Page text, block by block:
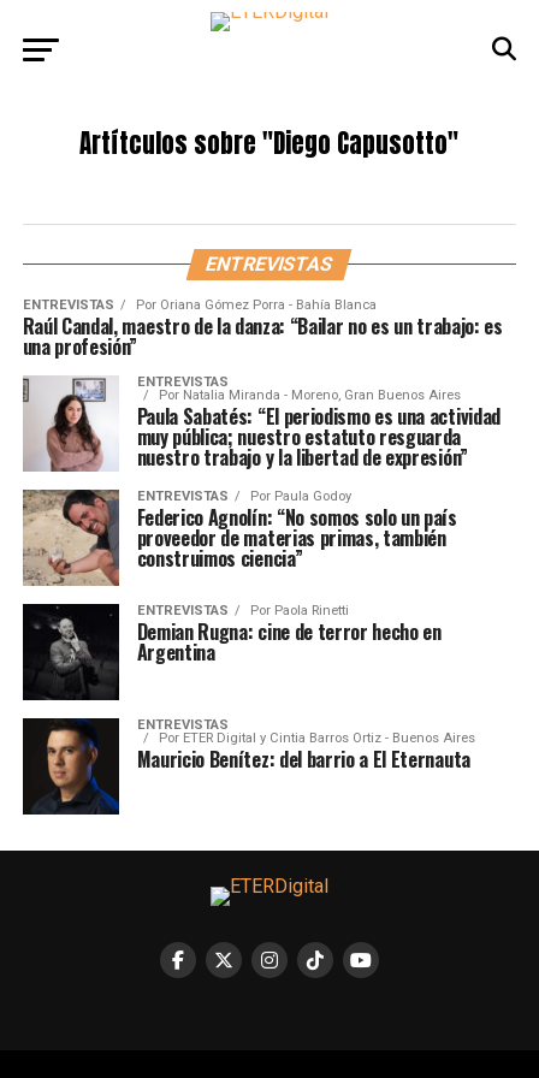
Artítculos sobre"Diego Capusotto"
ENTREVISTAS
ENTREVISTAS Por Oriana Gómez Porra - Bahía Blanca
Raúl Candal, maestro de la danza: “Bailar no es un trabajo: es
una profesión”
ENTREVISTAS
Por Natalia Miranda - Moreno, Gran Buenos Aires
Paula Sabatés: “El periodismo es una actividad
muy pública; nuestro estatuto resguarda
nuestro trabajo y la libertad de expresión”
ENTREVISTAS Por Paula Godoy
Federico Agnolín: “No somos solo un país
proveedor de materias primas, también
construimos ciencia”
ENTREVISTAS Por Paola Rinetti
Demian Rugna: cine de terror hecho en
Argentina
ENTREVISTAS
Por ETER Digital y Cintia Barros Ortiz - Buenos Aires
Mauricio Benítez: del barrio a El Eternauta